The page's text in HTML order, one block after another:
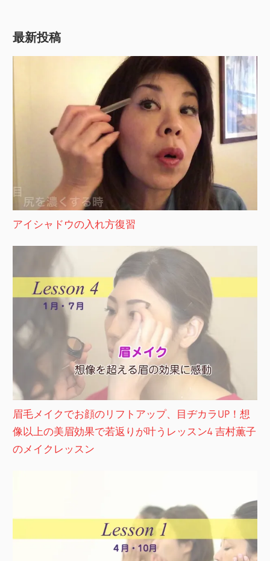
最新投稿
アイシャドウの入れ方復習
眉毛メイクでお顔のリフトアップ、目ヂカラUP！想
像以上の美眉効果で若返りが叶うレッスン4 吉村薫子
のメイクレッスン